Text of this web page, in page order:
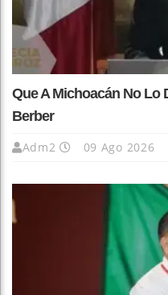
Que A Michoacán No Lo
Berber
Adm2 09 Ago 2026